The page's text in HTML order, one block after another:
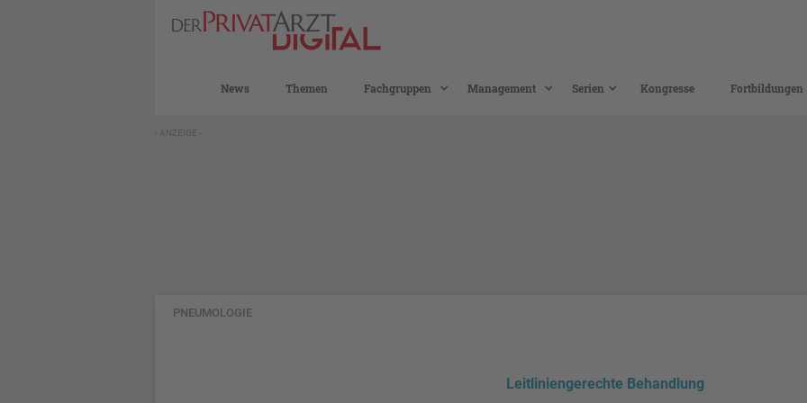
News Themen Fachgruppen Management Serien Kongresse Fortbildungen
- ANZEIGE -
PNEUMOLOGIE
Leitliniengerechte Behandlung